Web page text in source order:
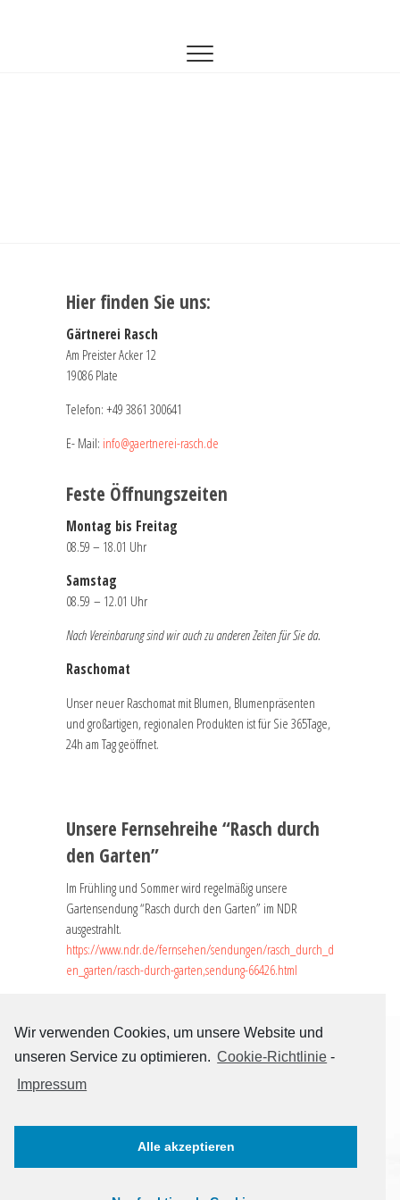
Wir verwenden Cookies, um unsere Website und
unseren Service zu optimieren. Cookie-Richtlinie -
Impressum
Alle akzeptieren
Hier finden Sie uns:
Gärtnerei Rasch
Am Preister Acker 12
19086 Plate
Telefon:+49 3861 300641
E- Mail: info@gaertnerei-rasch.de
Feste Öffnungszeiten
Montag bis Freitag
08.59 – 18.01 Uhr
Samstag
08.59 – 12.01 Uhr
Nach Vereinbarung sind wir auch zu anderen Zeiten für Sie da.
Raschomat
Unser neuer Raschomat mit Blumen, Blumenpräsenten
und großartigen, regionalen Produkten ist für Sie 365Tage,
24h am Tag geöffnet.
Unsere Fernsehreihe “Rasch durch
den Garten”
Im Frühling und Sommer wird regelmäßig unsere
Gartensendung “Rasch durch den Garten” im NDR
ausgestrahlt.
https://www.ndr.de/fernsehen/sendungen/rasch_durch_d
en_garten/rasch-durch-garten,sendung-66426.html